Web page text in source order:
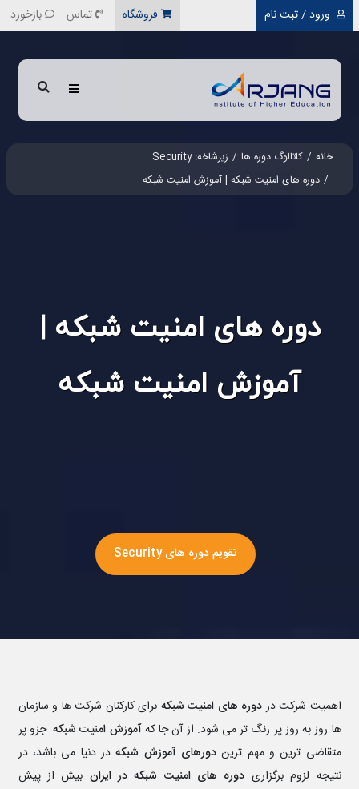
رفتن به محتوای اصلی ورود / ثبت نام فروشگاه تماس بازخورد
خانه کاتالوگ دوره ها
زیرشاخه: Security
دوره های امنیت شبکه | آموزش امنیت شبکه
دوره های امنیت شبکه |
آموزش امنیت شبکه
تقویم دوره های Security
اهمیت شرکت دردوره های امنیت شبکه برای کارکنان شرکت ها و سازمان
ها روز به روز پر رنگ تر می شود. از آن جا کهآموزش امنیت شبکه جزو پر
متقاضی ترین و مهم تریندورهای آموزش شبکهدر دنیا می باشد، در
نتیجه لزوم برگزاری دوره های امنیت شبکه در ایران بیش از پیش